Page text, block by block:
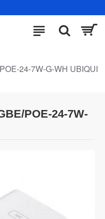
24-7W-G-WH UBIQUI
POE-24-7W-